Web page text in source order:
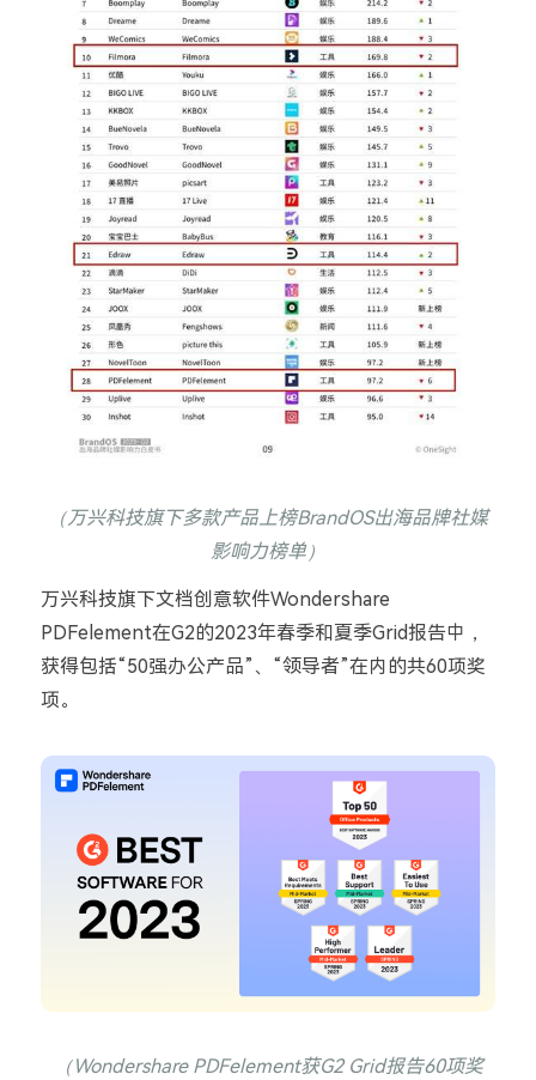
（万兴科技旗下多款产品上榜BrandOS出海品牌社媒
影响力榜单）
万兴科技旗下文档创意软件Wondershare
PDFelement在G2的2023年春季和夏季Grid报告中，
获得包括“50强办公产品”、 “领导者”在内的共60项奖
项。
（Wondershare PDFelement获G2 Grid报告60项奖